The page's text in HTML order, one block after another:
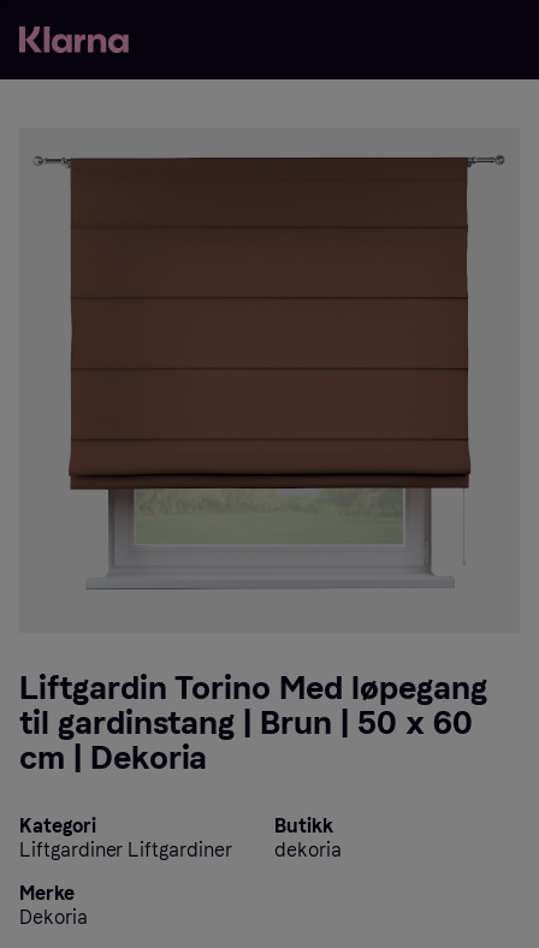
Liftgardin Torino Med løpegang
til gardinstang | Brun | 50 x 60
cm | Dekoria
Kategori
Liftgardiner Liftgardiner
Butikk
dekoria
Merke
Dekoria